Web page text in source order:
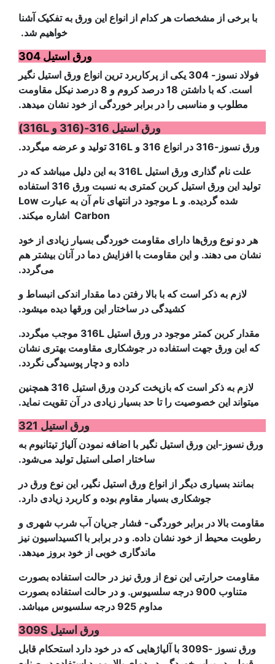
با برخی از مشخصات هر کدام از انواع این ورق به تفکیک آشنا
خواهیم شد.
ورق استیل 304
فولاد نسوز- 304 یکی از پرکاربرد ترین انواع ورق استیل نگیر
است. که با داشتن 18 درصد کروم و 8 درصد نیکل مقاومت
مطلوب و مناسبی را در برابر خوردگی از خود نشان میدهد.
ورق استیل 316-(316 و 316L)
ورق نسوز-316 در انواع 316 و 316L تولید و عرضه میگردد.
علت نام گذاری ورق استیل 316L به این دلیل میباشد که در
تولید این ورق استیل کربن کمتری به نسبت ورق 316 استفاده
شده گردیده. و L موجود در انتهای نام آن به عبارت Low
Carbon اشاره میکند.
هر دو نوع ورق‌ها دارای مقاومت خوردگی بسیار زیادی از خود
نشان می دهند. و این مقاومت با افزایش دما در آنان بیشتر هم
می‌گردد.
لازم به ذکر است که با بالا رفتن دما مقدار اندکی انبساط و
کشیدگی در ساختار این ورقها دیده میشود.
مقدار کربن کمتر موجود در ورق استیل 316L موجب میگردد.
که این ورق جهت استفاده در جوشکاری مقاومت بهتری نشان
داده و دچار پوسیدگی نگردد.
لازم به ذکر است که بازپخت کردن ورق استیل 316 همچنین
میتواند این خصوصیت را تا حد بسیار زیادی در آن تقویت نماید.
ورق استیل 321
ورق نسوز-این ورق استیل نگیر با اضافه نمودن آلیاژ تیتانیوم به
ساختار اصلی استیل تولید می‌شود.
بمانند بسیاری دیگر از انواع ورق استیل نگیر، این نوع ورق در
جوشکاری بسیار مقاوم بوده و کاربرد زیادی دارد.
مقاومت بالا در برابر خوردگی- فشار جریان آب شرب شهری و
رطوبت محیط از خود نشان داده. و در برابر با اکسیداسیون نیز
ماندگاری خوبی از خود بروز میدهد.
مقاومت حرارتی این نوع از ورق نیز در حالت استفاده بصورت
متناوب 900 درجه سلسیوس. و در حالت استفاده بصورت
مداوم 925 درجه سلسیوس میباشد.
ورق استیل 309S
ورق نسوز -309S با آلیاژهایی که در خود دارد استحکام قابل